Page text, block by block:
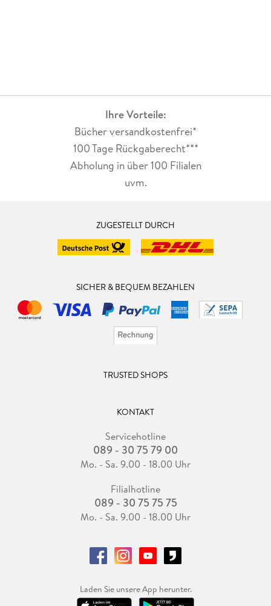
Ihre Vorteile:
Bücher versandkostenfrei*
100 Tage Rückgaberecht***
Abholung in über 100 Filialen
uvm.
ZUGESTELLT DURCH
SICHER & BEQUEM BEZAHLEN
TRUSTED SHOPS
KONTAKT
Servicehotline
089 - 30 75 79 00
Mo. - Sa. 9.00 - 18.00 Uhr
Filialhotline
089 - 30 75 75 75
Mo. - Sa. 9.00 - 18.00 Uhr
Laden Sie unsere App herunter.